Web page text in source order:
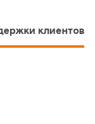
клиентов